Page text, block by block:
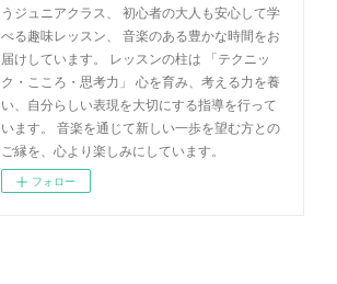
うジュニアクラス、 初心者の大人も安心して学
べる趣味レッスン、 音楽のある豊かな時間をお
届けしています。 レッスンの柱は 「テクニッ
ク・こころ・思考力」 心を育み、考える力を養
い、自分らしい表現を大切にする指導を行って
います。 音楽を通じて新しい一歩を望む方との
ご縁を、心より楽しみにしています。
フォロー